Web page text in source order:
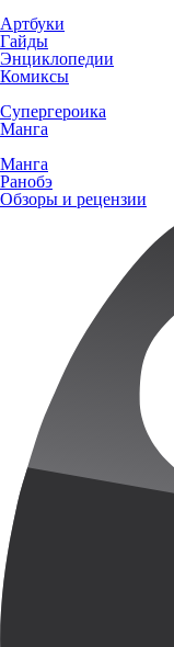
Артбуки
Гайды
Энциклопедии
Комиксы
Супергероика
Манга
Манга
Ранобэ
Обзоры и рецензии